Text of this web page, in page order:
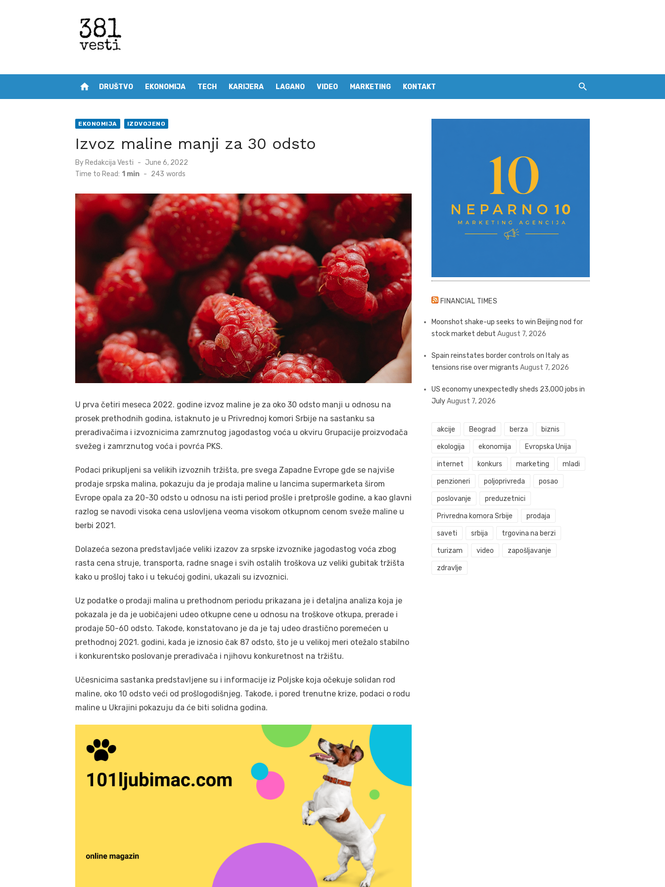
home DRUŠTVO EKONOMIJA TECH KARIJERA LAGANO VIDEO MARKETING KONTAKT
EKONOMIJA IZDVOJENO
Izvoz maline manji za 30 odsto
By Redakcija Vesti
Posted
on
June 6, 2022
Time to Read: 1 min - 243 words
U prva četiri meseca 2022. godine izvoz maline je za oko 30 odsto manji u odnosu na
prosek prethodnih godina, istaknuto je u Privrednoj komori Srbije na sastanku sa
prerađivačima i izvoznicima zamrznutog jagodastog voća u okviru Grupacije proizvođača
svežeg i zamrznutog voća i povrća PKS.
Podaci prikupljeni sa velikih izvoznih tržišta, pre svega Zapadne Evrope gde se najviše
prodaje srpska malina, pokazuju da je prodaja maline u lancima supermarketa širom
Evrope opala za 20-30 odsto u odnosu na isti period prošle i pretprošle godine, a kao glavni
razlog se navodi visoka cena uslovljena veoma visokom otkupnom cenom sveže maline u
berbi 2021.
Dolazeća sezona predstavljaće veliki izazov za srpske izvoznike jagodastog voća zbog
rasta cena struje, transporta, radne snage i svih ostalih troškova uz veliki gubitak tržišta
kako u prošloj tako i u tekućoj godini, ukazali su izvoznici.
Uz podatke o prodaji malina u prethodnom periodu prikazana je i detaljna analiza koja je
pokazala je da je uobičajeni udeo otkupne cene u odnosu na troškove otkupa, prerade i
prodaje 50-60 odsto. Takođe, konstatovano je da je taj udeo drastično poremećen u
prethodnoj 2021. godini, kada je iznosio čak 87 odsto, što je u velikoj meri otežalo stabilno
i konkurentsko poslovanje prerađivača i njihovu konkuretnost na tržištu.
Učesnicima sastanka predstavljene su i informacije iz Poljske koja očekuje solidan rod
maline, oko 10 odsto veći od prošlogodišnjeg. Takođe, i pored trenutne krize, podaci o rodu
maline u Ukrajini pokazuju da će biti solidna godina.
FINANCIAL TIMES
Moonshot shake-up seeks to win Beijing nod for
stock market debut August 7, 2026
Spain reinstates border controls on Italy as
tensions rise over migrants August 7, 2026
US economy unexpectedly sheds 23,000 jobs in
JulyAugust 7, 2026
akcije Beograd berza biznis
ekologija ekonomija Evropska Unija
internet konkurs marketing mladi
penzioneri poljoprivreda posao
poslovanje preduzetnici
Privredna komora Srbije prodaja
saveti srbija trgovina na berzi
turizam video zapošljavanje
zdravlje